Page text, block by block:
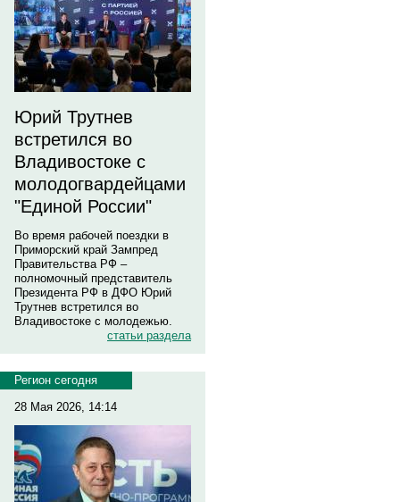
Юрий Трутнев
встретился во
Владивостоке с
молодогвардейцами
"Единой России"
Во время рабочей поездки в
Приморский край Зампред
Правительства РФ –
полномочный представитель
Президента РФ в ДФО Юрий
Трутнев встретился во
Владивостоке с молодежью.
статьи раздела
Регион сегодня
28 Мая 2026, 14:14